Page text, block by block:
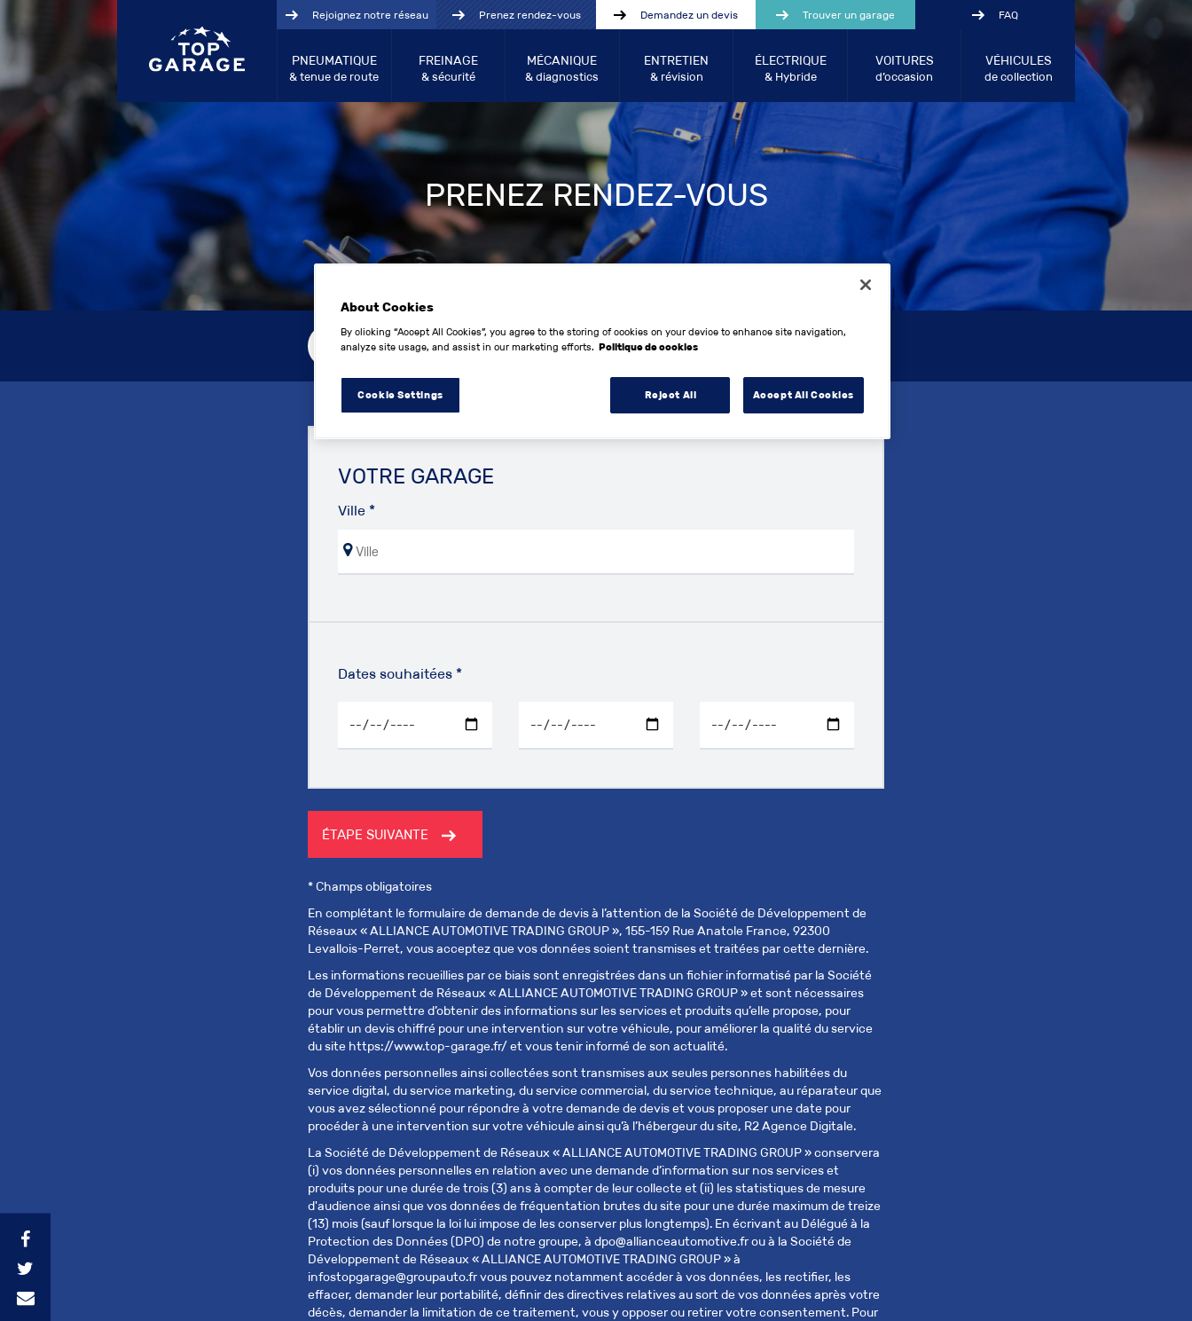
Rejoignez notre réseau Prenez rendez-vous Demandez un devis Trouver un garage FAQ
PNEUMATIQUE
& tenue de route
FREINAGE
& sécurité
MÉCANIQUE
& diagnostics
ENTRETIEN
& révision
ÉLECTRIQUE
& Hybride
VOITURES
d’occasion
VÉHICULES
de collection
PRENEZ RENDEZ-VOUS
2
VOTRE GARAGE
Ville *
Dates souhaitées *
ÉTAPE SUIVANTE
* Champs obligatoires
En complétant le formulaire de demande de devis à l’attention de la Société de Développement de
Réseaux « ALLIANCE AUTOMOTIVE TRADING GROUP », 155-159 Rue Anatole France, 92300
Levallois-Perret, vous acceptez que vos données soient transmises et traitées par cette dernière.
Les informations recueillies par ce biais sont enregistrées dans un fichier informatisé par la Société
de Développement de Réseaux « ALLIANCE AUTOMOTIVE TRADING GROUP » et sont nécessaires
pour vous permettre d’obtenir des informations sur les services et produits qu’elle propose, pour
établir un devis chiffré pour une intervention sur votre véhicule, pour améliorer la qualité du service
du site https://www.top-garage.fr/ et vous tenir informé de son actualité.
Vos données personnelles ainsi collectées sont transmises aux seules personnes habilitées du
service digital, du service marketing, du service commercial, du service technique, au réparateur que
vous avez sélectionné pour répondre à votre demande de devis et vous proposer une date pour
procéder à une intervention sur votre véhicule ainsi qu’à l’hébergeur du site, R2 Agence Digitale.
La Société de Développement de Réseaux « ALLIANCE AUTOMOTIVE TRADING GROUP » conservera
(i) vos données personnelles en relation avec une demande d’information sur nos services et
produits pour une durée de trois (3) ans à compter de leur collecte et (ii) les statistiques de mesure
d'audience ainsi que vos données de fréquentation brutes du site pour une durée maximum de treize
(13) mois (sauf lorsque la loi lui impose de les conserver plus longtemps). En écrivant au Délégué à la
Protection des Données (DPO) de notre groupe, à dpo@allianceautomotive.fr ou à la Société de
Développement de Réseaux « ALLIANCE AUTOMOTIVE TRADING GROUP » à
infostopgarage@groupauto.fr vous pouvez notamment accéder à vos données, les rectifier, les
effacer, demander leur portabilité, définir des directives relatives au sort de vos données après votre
décès, demander la limitation de ce traitement, vous y opposer ou retirer votre consentement. Pour
About Cookies
By clicking “Accept All Cookies”, you agree to the storing of cookies on your device to enhance site navigation,
analyze site usage, and assist in our marketing efforts. Politique de cookies
Cookie Settings Reject All Accept All Cookies